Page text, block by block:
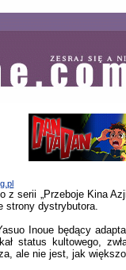
z serii „Przeboje Kina
strony dystrybutora.
Inoue będący
status kultowego,
ale nie jest, jak